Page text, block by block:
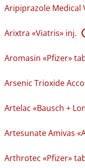
Aripiprazole Medical
Arixtra «Viatris» inj.
Aromasin «Pfizer»
Arsenic Trioxide
Artelac «Bausch +
Artesunate Amivas
Arthrotec «Pfizer»